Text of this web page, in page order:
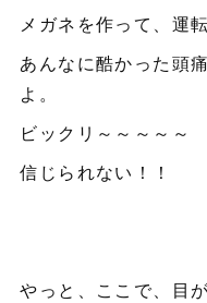
メガネを作って、運
あんなに酷かった頭
よ。
ビックリ～～～～～
信じられない！！
やっと、ここで、目